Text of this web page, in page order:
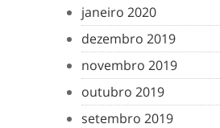
janeiro 2020
dezembro 2019
novembro 2019
outubro 2019
setembro 2019